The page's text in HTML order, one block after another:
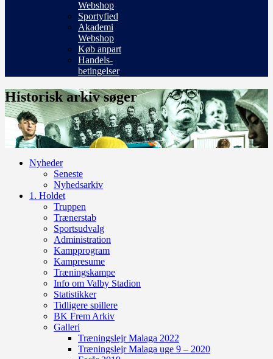
Webshop
Sportyfied
Akademi
Webshop
Køb anpart
Handels-
betingelser
Historisk arkiv søger
Nyheder
Seneste
Nyhedsarkiv
1. Holdet
Truppen
Trænerstab
Sportsudvalg
Administration
Kampprogram
Kampresume
Træningskampe
Info om Valby Stadion
Statistikker
Tidligere spillere
BK Frem Arkiv
Galleri
Træningslejr Malaga 2022
Træningslejr Malaga uge 9 – 2020